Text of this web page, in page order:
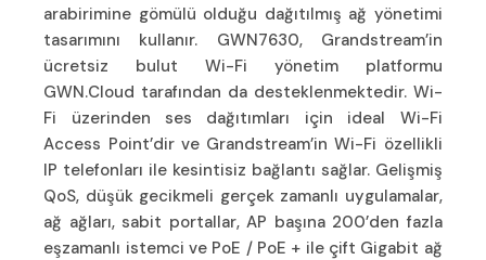
arabirimine gömülü olduğu dağıtılmış ağ yönetimi
tasarımını kullanır. GWN7630, Grandstream’in
ücretsiz bulut Wi-Fi yönetim platformu
GWN.Cloud tarafından da desteklenmektedir. Wi-
Fi üzerinden ses dağıtımları için ideal Wi-Fi
Access Point’dir ve Grandstream’in Wi-Fi özellikli
IP telefonları ile kesintisiz bağlantı sağlar. Gelişmiş
QoS, düşük gecikmeli gerçek zamanlı uygulamalar,
ağ ağları, sabit portallar, AP başına 200’den fazla
eşzamanlı istemci ve PoE / PoE + ile çift Gigabit ağ